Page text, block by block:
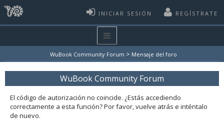
INICIAR SESIÓN REGÍSTRATE
WuBook Community Forum > Mensaje del foro
WuBook Community Forum
El código de autorización no coincide. ¿Estás accediendo
correctamente a esta función? Por favor, vuelve atrás e inténtalo
de nuevo.